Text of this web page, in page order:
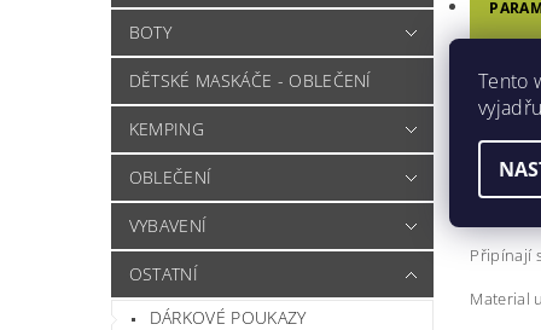
BOTY
DĚTSKÉ MASKÁČE - OBLEČENÍ
KEMPING
OBLEČENÍ
VYBAVENÍ
OSTATNÍ
DÁRKOVÉ POUKAZY
Připínají
Material
Tento